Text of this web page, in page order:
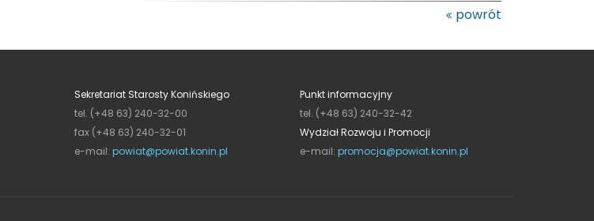
powrót
Sekretariat Starosty Konińskiego
tel. (+48 63) 240-32-00
fax (+48 63) 240-32-01
e-mail: powiat@powiat.konin.pl
Punkt informacyjny
tel. (+48 63) 240-32-42
Wydział Rozwoju i Promocji
e-mail: promocja@powiat.konin.pl